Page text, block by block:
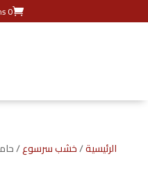
0 Items
الرئيسية/خشب سرسوع/